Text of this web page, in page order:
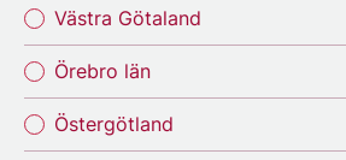
Västra Götaland
Örebro län
Östergötland